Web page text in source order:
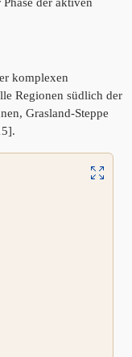
komplexen
Regionen südlich der
Grasland-Steppe